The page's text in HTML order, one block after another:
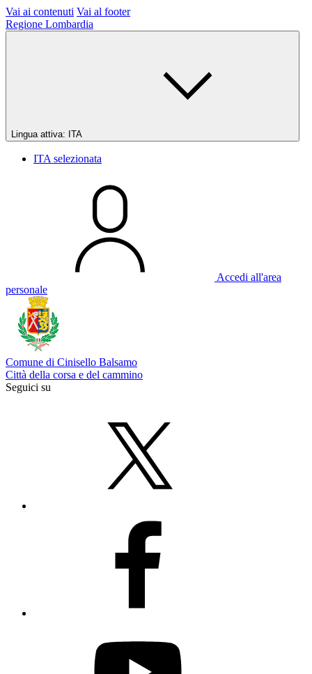
Vai ai contenuti Vai al footer
Regione Lombardia
Lingua attiva: ITA
ITA selezionata
Accedi all'area
personale
Comune di Cinisello Balsamo
Città della corsa e del cammino
Seguici su